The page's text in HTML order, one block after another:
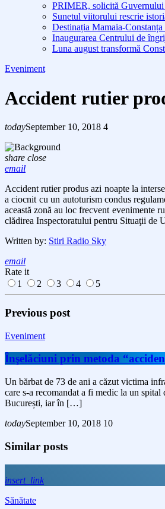
PRIMER, solicită Guvernului
Sunetul viitorului rescrie
Destinația Mamaia-
Inaugurarea Centrului de
Luna august transformă
Eveniment
Accident rutier
todaySeptember 10, 2018 4
share close
email
Accident rutier produs azi noapte la
a ciocnit cu un autoturism condus
această zonă au loc frecvent evenimente
clădirea Inspectoratului pentru Situaţii de
Written by: Stiri Radio Sky
email
Rate it
1
2 3 4 5
Previous post
Eveniment
Înşelăciuni prin metoda
Un bărbat de 73 de ani a căzut victima
care s-a recomandat a fi medic la un
București, iar în […]
todaySeptember 10, 2018 10
Similar posts
insert_link
Sănătate